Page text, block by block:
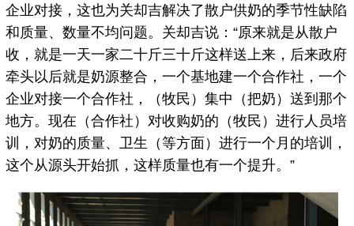
企业对接，这也为关却吉解决了散户供奶的季节性缺陷
和质量、数量不均问题。关却吉说：“原来就是从散户
收，就是一天一家二十斤三十斤这样送上来，后来政府
牵头以后就是奶源整合，一个基地建一个合作社，一个
企业对接一个合作社，（牧民）集中（把奶）送到那个
地方。现在（合作社）对收购奶的（牧民）进行人员培
训，对奶的质量、卫生（等方面）进行一个月的培训，
这个从源头开始抓，这样质量也有一个提升。”